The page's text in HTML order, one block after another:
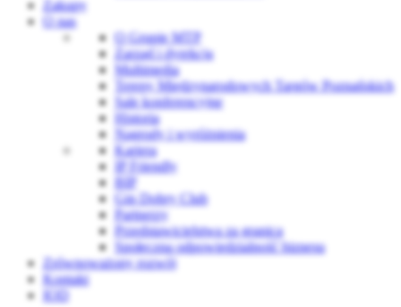
Zakupy
O nas
O Grupie MTP
Zarząd i dyrekcja
Multimedia
Tereny Międzynarodowych Targów Poznańskich
Sale konferencyjne
Historia
Nagrody i wyróżnienia
Kariera
IP Friendly
BIP
Gin Dobry Club
Partnerzy
Przedstawicielstwa za granicą
Społeczna odpowiedzialność biznesu
Zrównoważony rozwój
Kontakt
IOD